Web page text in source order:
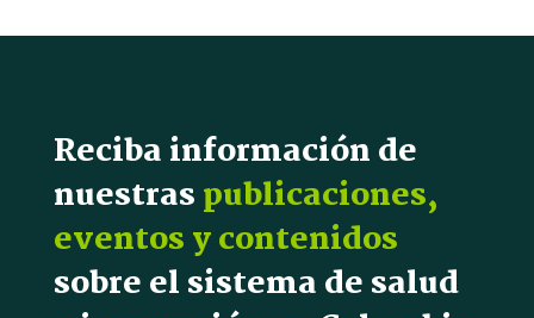
Reciba información de
nuestraspublicaciones,
eventos y contenidos
sobre el sistema de salud